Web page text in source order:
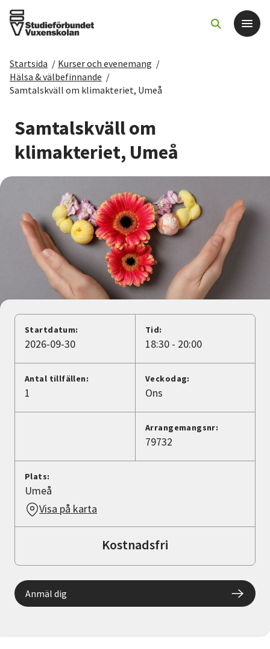
Det här gör vi
Sök kurser och evenemang
Starta studiecirkel
Cirkelledare
Nyheter
Lyssna
Startsida / Kurser och evenemang /
Hälsa & välbefinnande /
Samtalskväll om klimakteriet, Umeå
Samtalskväll om
klimakteriet, Umeå
Startdatum:
2026-09-30
Tid:
18:30 - 20:00
Antal tillfällen:
1
Veckodag:
Ons
Arrangemangsnr:
79732
Plats:
Umeå
Visa på karta
Kostnadsfri
Anmäl dig